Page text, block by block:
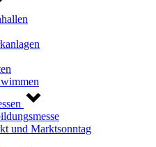
und Marktsonntag